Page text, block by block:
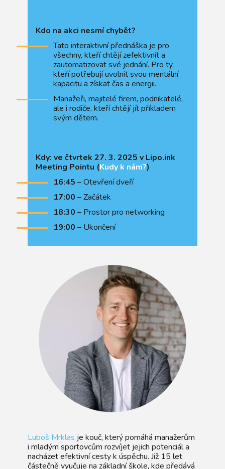
Kdo na akci nesmí chybět?
Tato interaktivní přednáška je pro
všechny, kteří chtějí zefektivnit a
zautomatizovat své jednání. Pro ty,
kteří potřebují uvolnit svou mentální
kapacitu a získat čas a energii.
Manažeři, majitelé firem, podnikatelé,
ale i rodiče, kteří chtějí jít příkladem
svým dětem.
Kdy: ve čtvrtek 27. 3. 2025 v Lipo.ink
Meeting Pointu (Kudy k nám?)
16:45 – Otevření dveří
17:00 – Začátek
18:30 – Prostor pro networking
19:00 – Ukončení
Luboš Mrklas je kouč, který pomáhá manažerům
i mladým sportovcům rozvíjet jejich potenciál a
nacházet efektivní cesty k úspěchu. Již 15 let
částečně vyučuje na základní škole, kde předává